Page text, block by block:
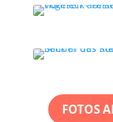
FOTOS